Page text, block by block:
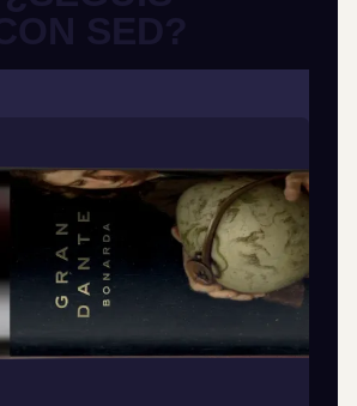
SED?